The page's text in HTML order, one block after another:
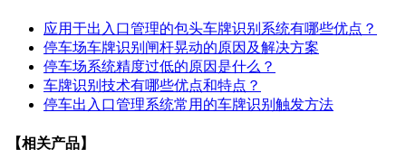
应用于出入口管理的包头车牌识别系统有哪些优点？
停车场车牌识别闸杆晃动的原因及解决方案
停车场系统精度过低的原因是什么？
车牌识别技术有哪些优点和特点？
停车出入口管理系统常用的车牌识别触发方法
【相关产品】